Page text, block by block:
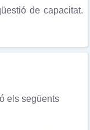
de capacitat.
els següents